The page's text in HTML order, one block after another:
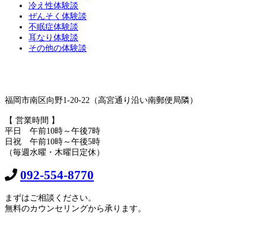
冷え性体験談
ぜんそく体験談
不眠症体験談
耳なり体験談
その他の体験談
福岡市南区向野1-20-22（高宮通り沿い南郵便局隣）
【 営業時間 】
平日 午前10時～午後7時
日祝 午前10時～午後5時
（毎週水曜・木曜日定休）
092-554-8770
まずはご相談ください。
無料のカウンセリングから承ります。